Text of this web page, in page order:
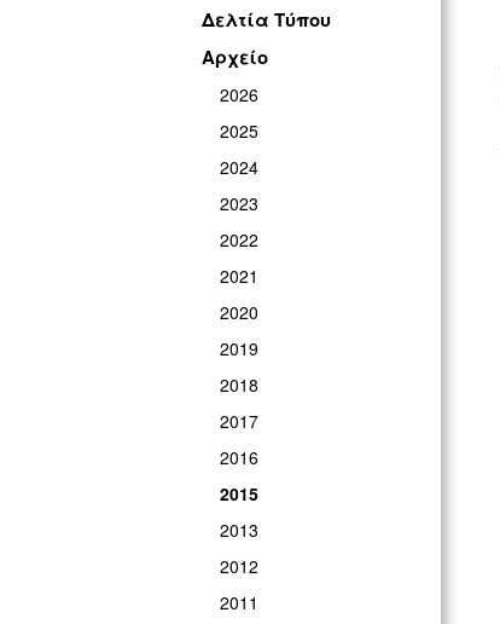
Δελτία Τύπου
Αρχείο
2026
2025
2024
2023
2022
2021
2020
2019
2018
2017
2016
2015
2013
2012
2011